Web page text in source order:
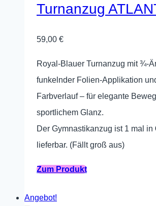
Optionen
der
Produktseite
gewählt
werden
Turnanzug
59,00 €
Royal-Blauer Turnanzug mit ¾-
funkelnder Folien-Applikation
Farbverlauf – für elegante
sportlichem Glanz.
Der Gymnastikanzug ist 1 mal in
lieferbar. (Fällt groß aus)
Zum ProduktDieses
Angebot!